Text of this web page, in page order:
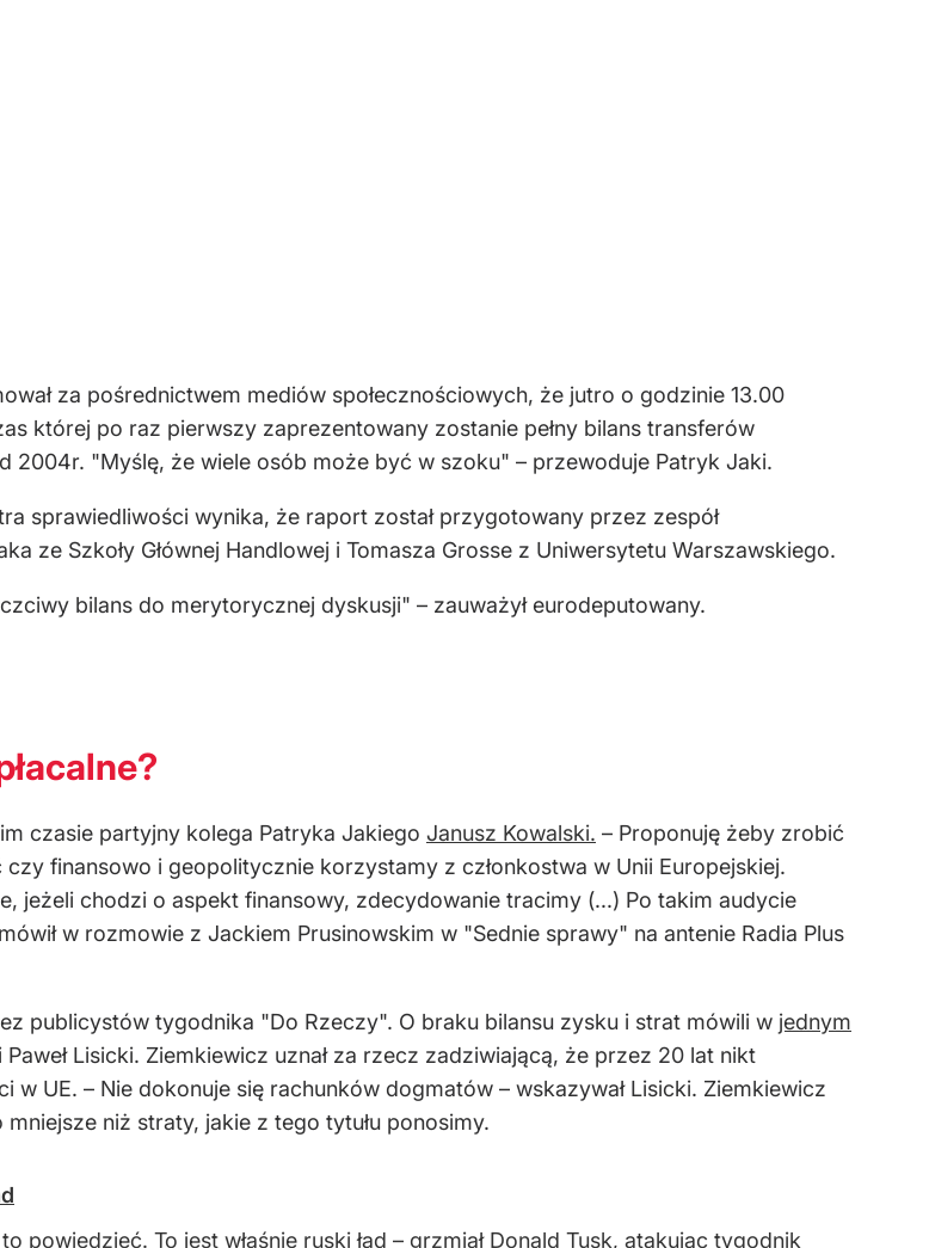
za pośrednictwem mediów społecznościowych, że jutro o godzinie 13.00
której po raz pierwszy zaprezentowany zostanie pełny bilans transferów
2004r. "Myślę, że wiele osób może być w szoku" – przewoduje Patryk Jaki.
sprawiedliwości wynika, że raport został przygotowany przez zespół
ze Szkoły Głównej Handlowej i Tomasza Grosse z Uniwersytetu Warszawskiego.
bilans do merytorycznej dyskusji" – zauważył eurodeputowany.
czasie partyjny kolega Patryka Jakiego Janusz Kowalski. – Proponuję żeby zrobić
finansowo i geopolitycznie korzystamy z członkostwa w Unii Europejskiej.
jeżeli chodzi o aspekt finansowy, zdecydowanie tracimy (...) Po takim audycie
w rozmowie z Jackiem Prusinowskim w "Sednie sprawy" na antenie Radia Plus
publicystów tygodnika "Do Rzeczy". O braku bilansu zysku i strat mówili w jednym
Paweł Lisicki. Ziemkiewicz uznał za rzecz zadziwiającą, że przez 20 lat nikt
w UE. – Nie dokonuje się rachunków dogmatów – wskazywał Lisicki. Ziemkiewicz
niż straty, jakie z tego tytułu ponosimy.
powiedzieć. To jest właśnie ruski ład – grzmiał Donald Tusk, atakując tygodnik